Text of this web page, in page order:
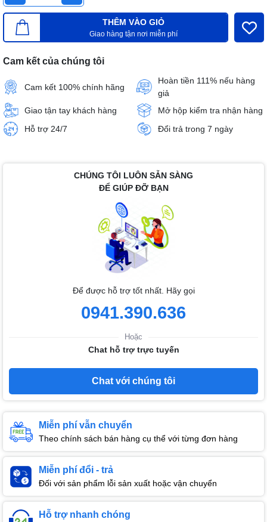
THÊM VÀO GIỎ
Giao hàng tận nơi miễn phí
Cam kết của chúng tôi
Cam kết 100% chính hãng
Hoàn tiền 111% nếu hàng
giả
Giao tận tay khách hàng
Mở hộp kiểm tra nhận hàng
Hỗ trợ 24/7
Đổi trả trong 7 ngày
CHÚNG TÔI LUÔN SẴN SÀNG
ĐỂ GIÚP ĐỠ BẠN
Để được hỗ trợ tốt nhất. Hãy gọi
0941.390.636
Hoặc
Chat hỗ trợ trực tuyến
Chat với chúng tôi
Miễn phí vẫn chuyển
Theo chính sách bán hàng cụ thể với từng đơn hàng
Miễn phí đổi - trả
Đối với sản phẩm lỗi sản xuất hoặc vận chuyển
Hỗ trợ nhanh chóng